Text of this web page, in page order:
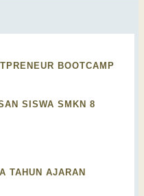
BOOTCAMP
SISWA SMKN 8
TAHUN AJARAN